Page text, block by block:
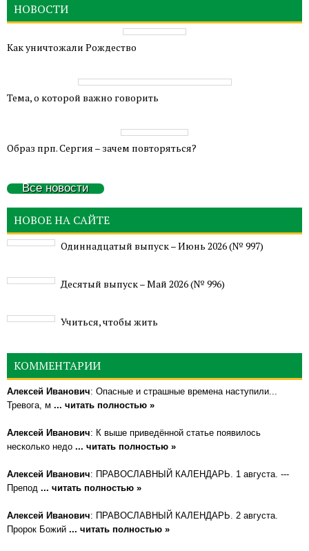
НОВОСТИ
Как уничтожали Рождество
Тема, о которой важно говорить
Образ прп. Сергия – зачем повторяться?
Все новости
НОВОЕ НА САЙТЕ
Одиннадцатый выпуск – Июнь 2026 (№ 997)
Деcятый выпуск – Май 2026 (№ 996)
Учиться, чтобы жить
КОММЕНТАРИИ
Алексей Иванович: Опасные и страшные времена наступили...
Тревога, м ... читать полностью »
Алексей Иванович: К выше приведённой статье появилось
несколько недо ... читать полностью »
Алексей Иванович: ПРАВОСЛАВНЫЙ КАЛЕНДАРЬ. 1 августа. ---
Препод ... читать полностью »
Алексей Иванович: ПРАВОСЛАВНЫЙ КАЛЕНДАРЬ. 2 августа.
Пророк Божий ... читать полностью »